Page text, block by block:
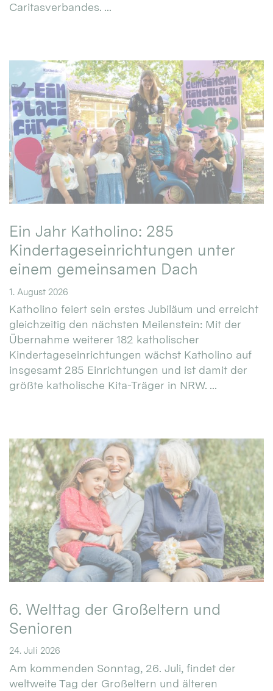
Caritasverbandes. ...
Ein Jahr Katholino: 285
Kindertageseinrichtungen unter
einem gemeinsamen Dach
1. August 2026
Katholino feiert sein erstes Jubiläum und erreicht
gleichzeitig den nächsten Meilenstein: Mit der
Übernahme weiterer 182 katholischer
Kindertageseinrichtungen wächst Katholino auf
insgesamt 285 Einrichtungen und ist damit der
größte katholische Kita-Träger in NRW. ...
6. Welttag der Großeltern und
Senioren
24. Juli 2026
Am kommenden Sonntag, 26. Juli, findet der
weltweite Tag der Großeltern und älteren